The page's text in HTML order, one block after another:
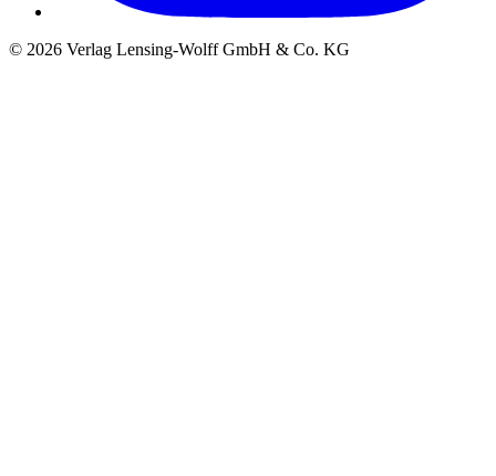
© 2026 Verlag Lensing-Wolff GmbH & Co. KG